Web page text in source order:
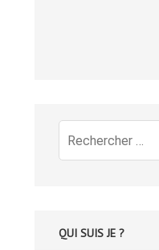
Recherche
pour
QUI SUIS JE ?